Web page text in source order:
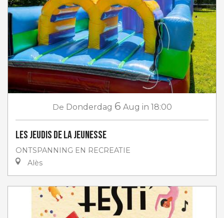
De Donderdag 6 Aug in 18:00
Les jeudis de la jeunesse
ONTSPANNING EN RECREATIE
Alès